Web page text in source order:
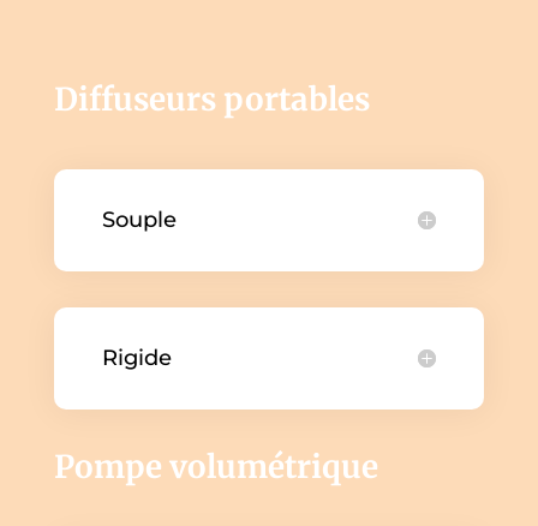
Diffuseurs portables
Souple
Rigide
Pompe volumétrique